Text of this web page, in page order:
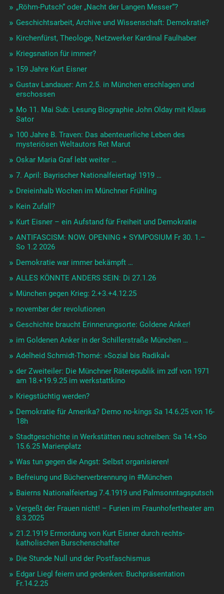
„Röhm-Putsch“ oder „Nacht der Langen Messer“?
Geschichtsarbeit, Archive und Wissenschaft: Demokratie?
Kirchenfürst, Theologe, Netzwerker Kardinal Faulhaber
Kriegsnation für immer?
159 Jahre Kurt Eisner
Gustav Landauer: Am 2.5. in München erschlagen und
erschossen
Mo 11. Mai Sub: Lesung Biographie John Olday mit Klaus
Sator
100 Jahre B. Traven: Das abenteuerliche Leben des
mysteriösen Weltautors Ret Marut
Oskar Maria Graf lebt weiter …
7. April: Bayrischer Nationalfeiertag! 1919 …
Dreieinhalb Wochen im Münchner Frühling
Kein Zufall?
Kurt Eisner – ein Aufstand für Freiheit und Demokratie
ANTIFASCISM: NOW. OPENING + SYMPOSIUM Fr 30. 1.–
So 1.2 2026
Demokratie war immer bekämpft …
ALLES KÖNNTE ANDERS SEIN: Di 27.1.26
München gegen Krieg: 2.+3.+4.12.25
november der revolutionen
Geschichte braucht Erinnerungsorte: Goldene Anker!
im Goldenen Anker in der Schillerstraße München …
Adelheid Schmidt-Thomé: »Sozial bis Radikal«
der Zweiteiler: Die Münchner Räterepublik im zdf von 1971
am 18.+19.9.25 im werkstattkino
Kriegstüchtig werden?
Demokratie für Amerika? Demo no-kings Sa 14.6.25 von 16-
18h
Stadtgeschichte in Werkstätten neu schreiben: Sa 14.+So
15.6.25 Marienplatz
Was tun gegen die Angst: Selbst organisieren!
Befreiung und Bücherverbrennung in #München
Baierns Nationalfeiertag 7.4.1919 und Palmsonntagsputsch
Vergeßt der Frauen nicht! – Furien im Fraunhofertheater am
8.3.2025
21.2.1919 Ermordung von Kurt Eisner durch rechts-
katholischen Burschenschafter
Die Stunde Null und der Postfaschismus
Edgar Liegl feiern und gedenken: Buchpräsentation
Fr.14.2.25